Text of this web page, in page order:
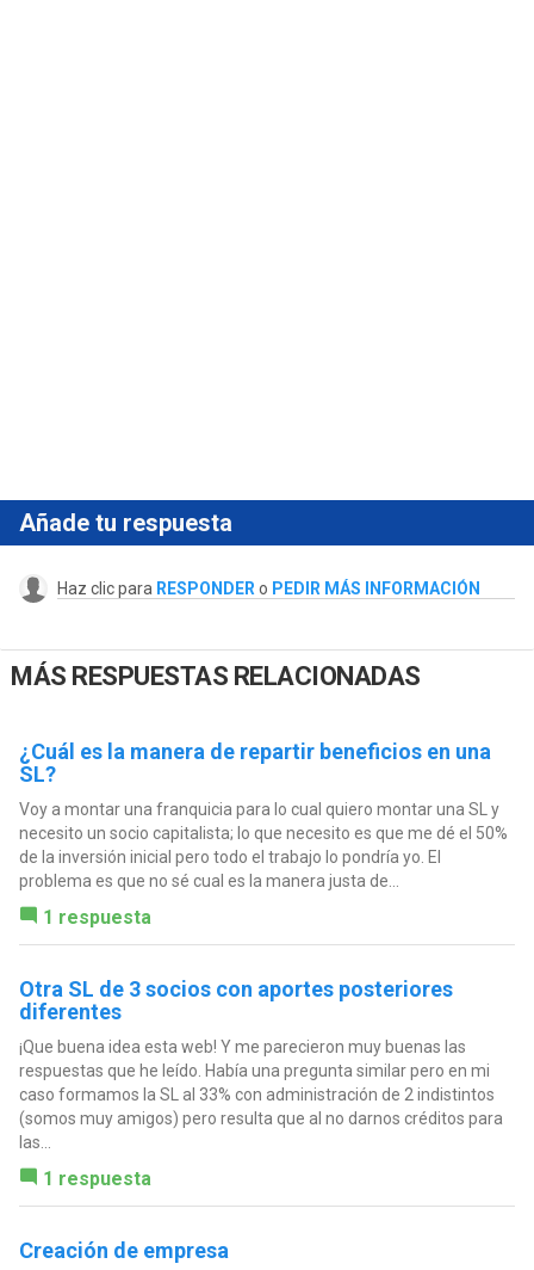
Añade tu respuesta
Haz clic para RESPONDER o PEDIR MÁS INFORMACIÓN
MÁS RESPUESTAS RELACIONADAS
¿Cuál es la manera de repartir beneficios en una
SL?
Voy a montar una franquicia para lo cual quiero montar una SL y
necesito un socio capitalista; lo que necesito es que me dé el 50%
de la inversión inicial pero todo el trabajo lo pondría yo. El
problema es que no sé cual es la manera justa de...
1 respuesta
Otra SL de 3 socios con aportes posteriores
diferentes
¡Que buena idea esta web! Y me parecieron muy buenas las
respuestas que he leído. Había una pregunta similar pero en mi
caso formamos la SL al 33% con administración de 2 indistintos
(somos muy amigos) pero resulta que al no darnos créditos para
las...
1 respuesta
Creación de empresa